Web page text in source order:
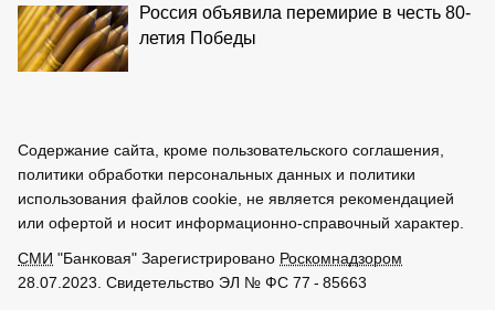
Россия объявила перемирие в честь 80-
летия Победы
Содержание сайта, кроме пользовательского соглашения,
политики обработки персональных данных и политики
использования файлов cookie, не является рекомендацией
или офертой и носит информационно-справочный характер.
СМИ "Банковая" Зарегистрировано Роскомнадзором
28.07.2023. Свидетельство ЭЛ № ФС 77 - 85663